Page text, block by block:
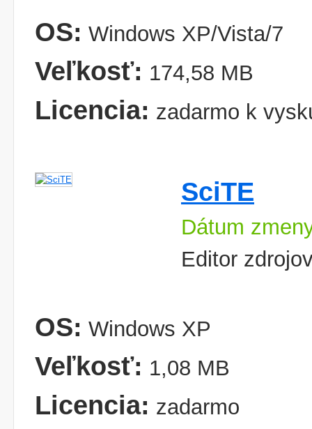
OS: Windows XP/Vista/7
Veľkosť: 174,58 MB
Licencia: zadarmo k
SciTE
Dátum
Editor
OS: Windows XP
Veľkosť: 1,08 MB
Licencia: zadarmo